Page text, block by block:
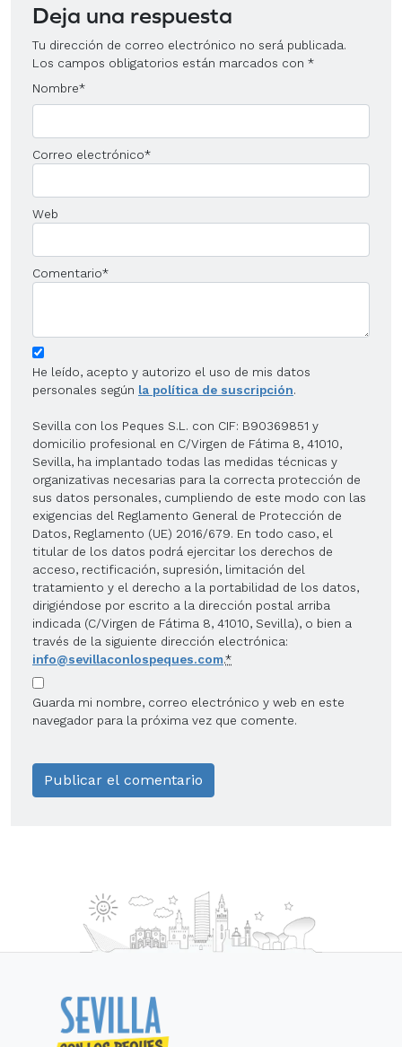
Deja una respuesta
Tu dirección de correo electrónico no será publicada.
Los campos obligatorios están marcados con *
Nombre*
Correo electrónico*
Web
Comentario*
He leído, acepto y autorizo el uso de mis datos
personales según la política de suscripción.
Sevilla con los Peques S.L. con CIF: B90369851 y
domicilio profesional en C/Virgen de Fátima 8, 41010,
Sevilla, ha implantado todas las medidas técnicas y
organizativas necesarias para la correcta protección de
sus datos personales, cumpliendo de este modo con las
exigencias del Reglamento General de Protección de
Datos, Reglamento (UE) 2016/679. En todo caso, el
titular de los datos podrá ejercitar los derechos de
acceso, rectificación, supresión, limitación del
tratamiento y el derecho a la portabilidad de los datos,
dirigiéndose por escrito a la dirección postal arriba
indicada (C/Virgen de Fátima 8, 41010, Sevilla), o bien a
través de la siguiente dirección electrónica:
info@sevillaconlospeques.com.*
Guarda mi nombre, correo electrónico y web en este
navegador para la próxima vez que comente.